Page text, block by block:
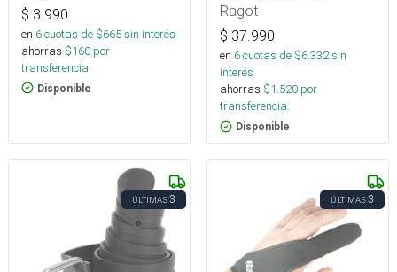
$ 3.990
en 6cuotas de $665sin interés
ahorras $160 por
transferencia.
Disponible
Ragot
$ 37.990
en 6cuotas de $6.332sin
interés
ahorras $1.520 por
transferencia.
Disponible
ÚLTIMAS3 ÚLTIMAS3